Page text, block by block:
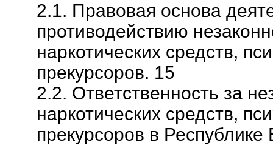
2.1. Правовая основа
противодействию
наркотических средств,
прекурсоров. 15
2.2. Ответственность за
наркотических средств,
прекурсоров в Республике